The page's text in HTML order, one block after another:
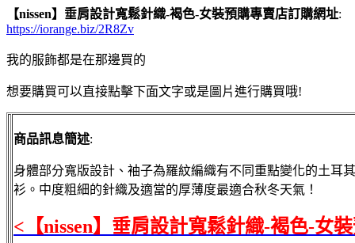
【nissen】垂肩設計寬鬆針織-褐色-女裝預購專賣店訂購網址:
https://iorange.biz/2R8Zv
我的服飾都是在那邊買的
想要購買可以直接點擊下面文字或是圖片進行購買哦!
商品訊息簡述:
身體部分寬版設計、袖子為羅紋編織有不同重點變化的土耳
衫。中度粗細的針織及適當的厚薄度最適合秋冬天氣！
<【nissen】垂肩設計寬鬆針織-褐色-女